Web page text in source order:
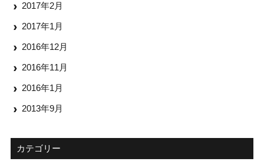
2017年2月
2017年1月
2016年12月
2016年11月
2016年1月
2013年9月
カテゴリー